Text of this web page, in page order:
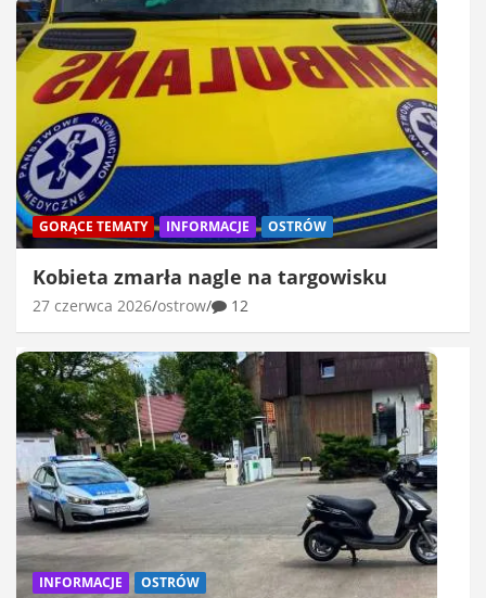
GORĄCE TEMATY INFORMACJE OSTRÓW
Kobieta zmarła nagle na targowisku
27 czerwca 2026 ostrow 12
INFORMACJE OSTRÓW